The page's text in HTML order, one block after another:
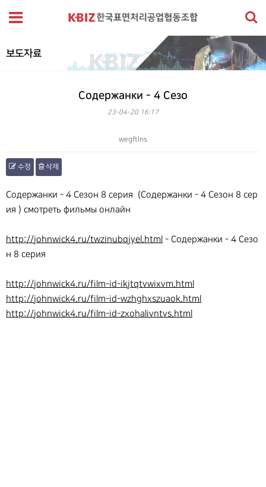
보도자료
Содержанки - 4 Сезо
23-04-20 16:17
wegftlns
수정 삭제
Содержанки - 4 Сезон 8 серия (Содержанки - 4 Сезон 8 сер
ия ) смотреть фильмы онлайн
http://johnwick4.ru/twzinubqjyel.html - Содержанки - 4 Сезо
н 8 серия
http://johnwick4.ru/film-id-ikjtqtvwixvm.html
http://johnwick4.ru/film-id-wzhghxszuaok.html
http://johnwick4.ru/film-id-zxohalivntvs.html